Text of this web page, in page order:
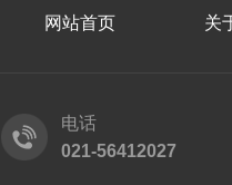
网站首页 关
电话
021-56412027